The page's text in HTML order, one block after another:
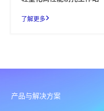
了解更多
产品与解决方案